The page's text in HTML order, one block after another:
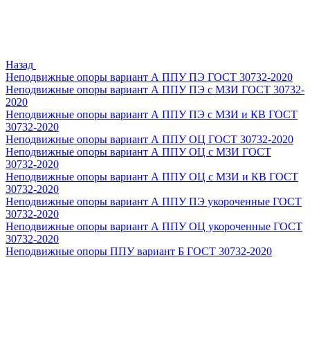
Назад
Неподвижные опоры вариант А ППУ ПЭ ГОСТ 30732-2020
Неподвижные опоры вариант А ППУ ПЭ с МЗИ ГОСТ 30732-
2020
Неподвижные опоры вариант А ППУ ПЭ с МЗИ и КВ ГОСТ
30732-2020
Неподвижные опоры вариант А ППУ ОЦ ГОСТ 30732-2020
Неподвижные опоры вариант А ППУ ОЦ с МЗИ ГОСТ
30732-2020
Неподвижные опоры вариант А ППУ ОЦ с МЗИ и КВ ГОСТ
30732-2020
Неподвижные опоры вариант А ППУ ПЭ укороченные ГОСТ
30732-2020
Неподвижные опоры вариант А ППУ ОЦ укороченные ГОСТ
30732-2020
Неподвижные опоры ППУ вариант Б ГОСТ 30732-2020